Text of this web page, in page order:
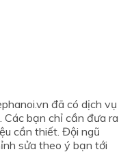
đã có dịch vụ
Các bạn chỉ cần đưa ra
cần thiết. Đội ngũ
sửa theo ý bạn tới